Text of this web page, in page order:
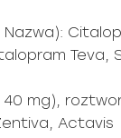
Teva,
mg),
Actavis